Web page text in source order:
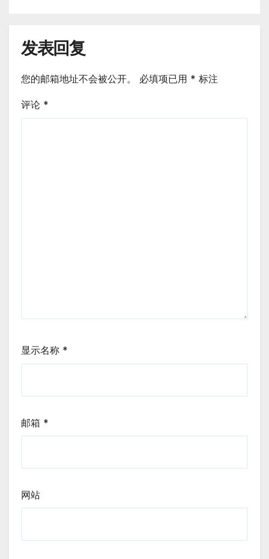
发表回复
您的邮箱地址不会被公开。 必填项已用 * 标注
评论 *
显示名称 *
邮箱 *
网站